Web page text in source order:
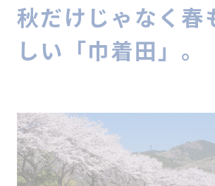
秋だけじゃなく春
しい「巾着田」。